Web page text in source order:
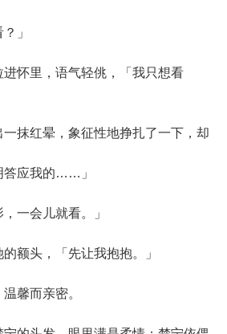
」
怀里，语气轻佻，「我只想看
红晕，象征性地挣扎了一下，却
答应我的……」
一会儿就看。」
头，「先让我抱抱。」
馨而亲密。